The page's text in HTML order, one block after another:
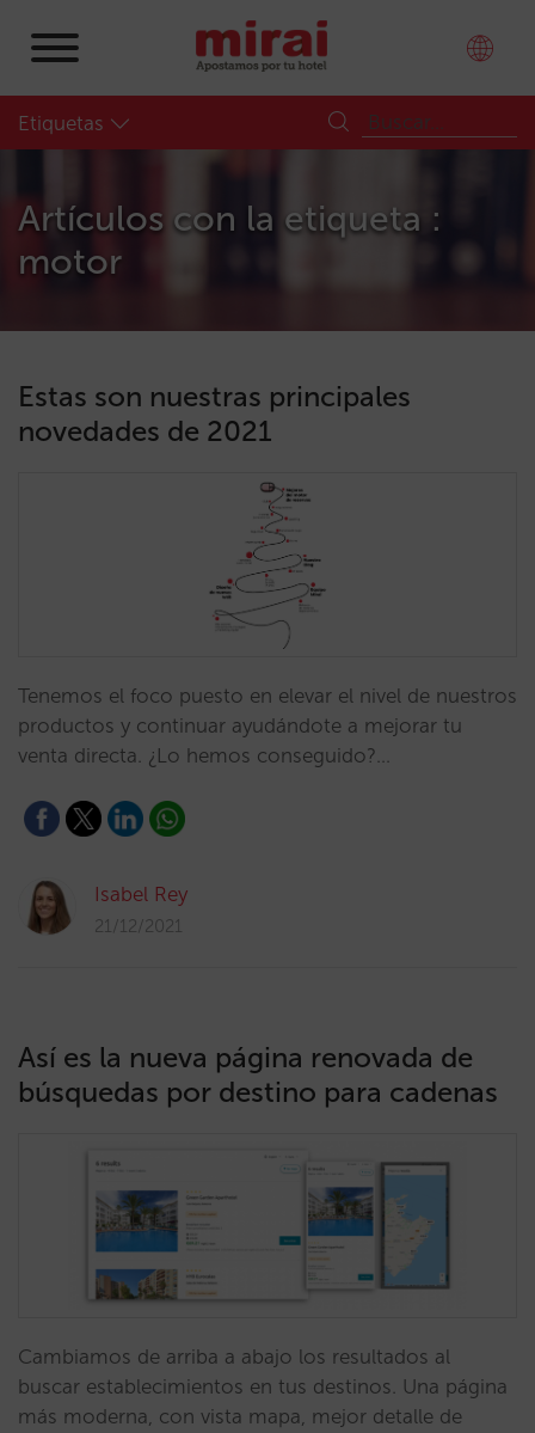
Etiquetas
Artículos con la etiqueta :
motor
Estas son nuestras principales
novedades de 2021
Tenemos el foco puesto en elevar el nivel de nuestros
productos y continuar ayudándote a mejorar tu
venta directa. ¿Lo hemos conseguido?…
Isabel Rey
21/12/2021
Así es la nueva página renovada de
búsquedas por destino para cadenas
Cambiamos de arriba a abajo los resultados al
buscar establecimientos en tus destinos. Una página
más moderna, con vista mapa, mejor detalle de